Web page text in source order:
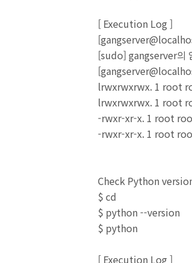
[ Execution Log]
[sudo] gangserver의
lrwxrwxrwx. 1 root
lrwxrwxrwx. 1 root
-rwxr-xr-x. 1 root
-rwxr-xr-x. 1 root
Check Python
$ cd
$ python --version
$ python
[ Execution Log]